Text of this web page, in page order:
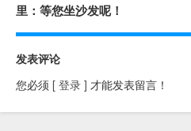
里：等您坐沙发呢！
发表评论
您必须 [ 登录 ] 才能发表留言！